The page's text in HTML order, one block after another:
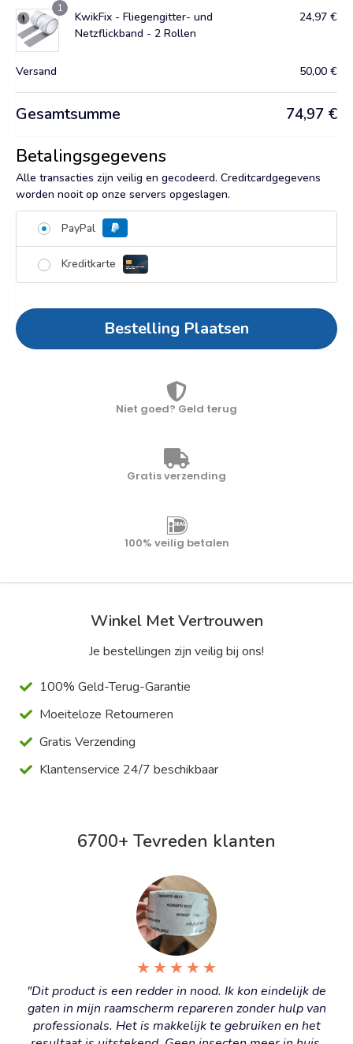
Netzflickband - 2 Rollen
Versand
Gesamtsumme 74,97€
Alle transacties zijn veilig en gecodeerd. Creditcardgegevens
worden nooit op onze servers opgeslagen.
PayPal
Kreditkarte
Niet goed? Geld terug
Gratis verzending
100% veilig betalen
Je bestellingen zijn veilig bij ons!
100% Geld-Terug-Garantie
Moeiteloze Retourneren
Gratis Verzending
Klantenservice 24/7 beschikbaar
★★ ★★ ★
"Dit product is een redder in nood. Ik kon eindelijk de
gaten in mijn raamscherm repareren zonder hulp van
professionals. Het is makkelijk te gebruiken en het
resultaat is uitstekend. Geen insecten meer in huis,
zelfs niet op winderige dagen."